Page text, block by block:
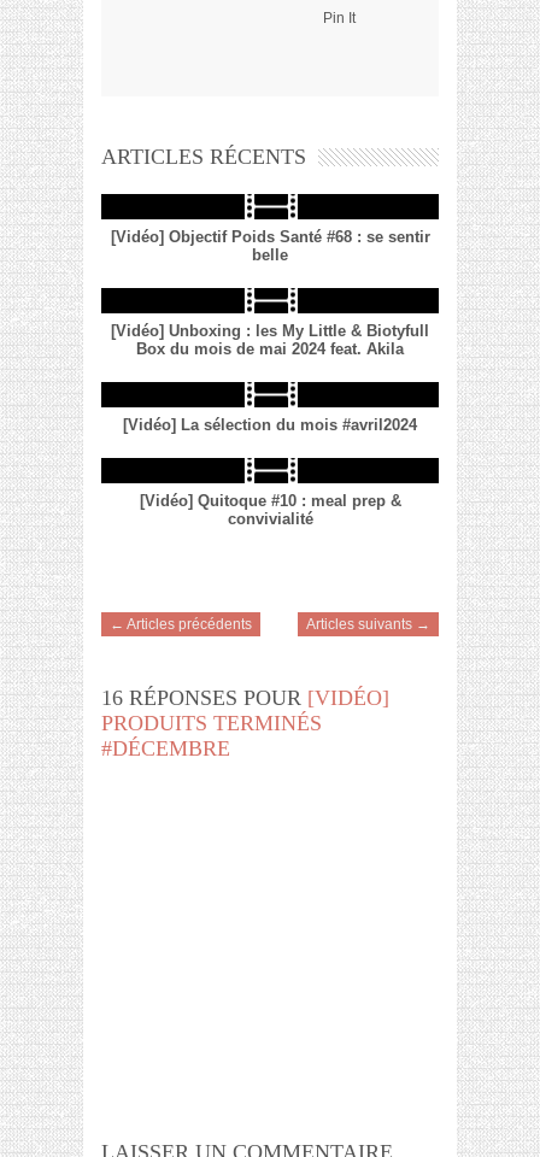
Pin It
ARTICLES RÉCENTS
[Vidéo] Objectif Poids Santé #68 : se sentir
belle
[Vidéo] Unboxing : les My Little & Biotyfull
Box du mois de mai 2024 feat. Akila
[Vidéo] La sélection du mois #avril2024
[Vidéo] Quitoque #10 : meal prep &
convivialité
← Articles précédents Articles suivants →
16 RÉPONSES POUR [VIDÉO]
PRODUITS TERMINÉS
#DÉCEMBRE